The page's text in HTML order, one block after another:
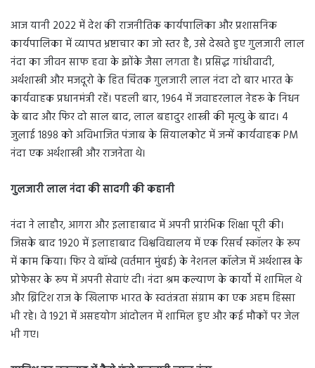
आज यानी 2022 में देश की राजनीतिक कार्यपालिका और प्रशासनिक
कार्यपालिका में व्यापत भ्रष्टाचार का जो स्तर है, उसे देखते हुए गुलजारी लाल
नंदा का जीवन साफ हवा के झोंके जैसा लगता है। प्रसिद्ध गांधीवादी,
अर्थशास्त्री और मजदूरो के हित चिंतक गुलजारी लाल नंदा दो बार भारत के
कार्यवाहक प्रधानमंत्री रहें। पहली बार, 1964 में जवाहरलाल नेहरू के निधन
के बाद और फिर दो साल बाद, लाल बहादुर शास्त्री की मृत्यु के बाद। 4
जुलाई 1898 को अविभाजित पंजाब के सियालकोट में जन्में कार्यवाहक PM
नंदा एक अर्थशास्त्री और राजनेता थे।
गुलजारी लाल नंदा की सादगी की कहानी
नंदा ने लाहौर, आगरा और इलाहाबाद में अपनी प्रारंभिक शिक्षा पूरी की।
जिसके बाद 1920 में इलाहाबाद विश्वविद्यालय में एक रिसर्च स्कॉलर के रूप
में काम किया। फिर वे बॉम्बे (वर्तमान मुंबई) के नेशनल कॉलेज में अर्थशास्त्र के
प्रोफेसर के रूप में अपनी सेवाएं दी। नंदा श्रम कल्याण के कार्यों में शामिल थे
और ब्रिटिश राज के खिलाफ भारत के स्वतंत्रता संग्राम का एक अहम हिस्सा
भी रहे। वे 1921 में असहयोग आंदोलन में शामिल हुए और कई मौकों पर जेल
भी गए।